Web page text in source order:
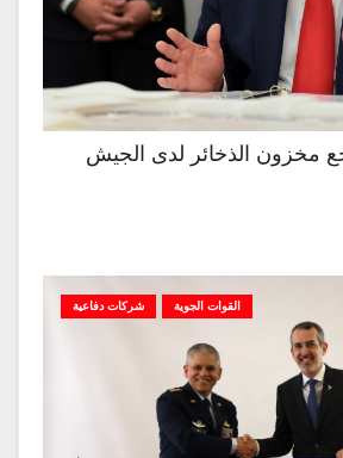
مخزون الذخائر لدى الجيش
القوات الجوية شركات دفاعية